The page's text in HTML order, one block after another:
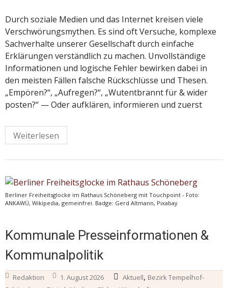
Durch soziale Medien und das Internet kreisen viele
Verschwörungsmythen. Es sind oft Versuche, komplexe
Sachverhalte unserer Gesellschaft durch einfache
Erklärungen verständlich zu machen. Unvollständige
Informationen und logische Fehler bewirken dabei in
den meisten Fällen falsche Rückschlüsse und Thesen.
„Empören?“, „Aufregen?“, „Wutentbrannt für & wider
posten?“ — Oder aufklären, informieren und zuerst
Weiterlesen
Berliner Freiheitsglocke im Rathaus Schöneberg mit Touchpoint - Foto:
ANKAWÜ, Wikipedia, gemeinfrei. Badge: Gerd Altmann, Pixabay
Kommunale Presseinformationen &
Kommunalpolitik
Redaktion 1. August 2026 Aktuell, Bezirk Tempelhof-